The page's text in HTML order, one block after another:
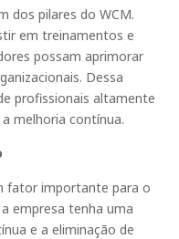
dos pilares do WCM.
em treinamentos e
possam aprimorar
Dessa
profissionais altamente
melhoria contínua.
fator importante para o
empresa tenha uma
e a eliminação de